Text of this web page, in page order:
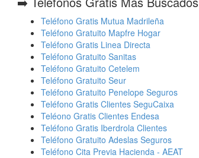
Teléfono Gratis Mutua Madrileña
Teléfono Gratuito Mapfre Hogar
Teléfono Gratis Linea Directa
Teléfono Gratuito Sanitas
Teléfono Gratuito Cetelem
Teléfono Gratuito Seur
Teléfono Gratuito Penelope Seguros
Teléfono Gratis Clientes SeguCaixa
Teléono Gratis Clientes Endesa
Teléfono Gratis Iberdrola Clientes
Teléfono Gratuito Adeslas Seguros
Teléfono Cita Previa Hacienda - AEAT